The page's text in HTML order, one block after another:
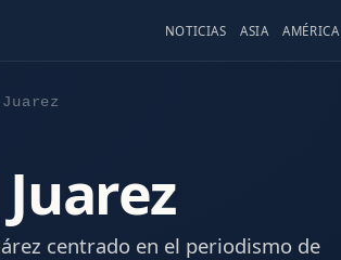
NOTICIAS ASIA AMÉRICA
centrado en el periodismo de